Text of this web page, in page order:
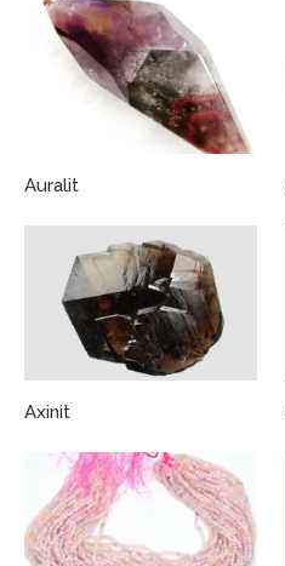
Auralit
Axinit